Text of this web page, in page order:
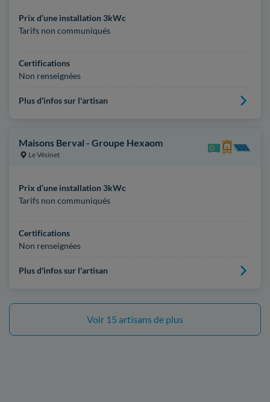
Prix d’une installation 3kWc
Tarifs non communiqués
Certifications
Non renseignées
Plus d'infos sur l'artisan
Maisons Berval - Groupe Hexaom
Le Vésinet
Prix d’une installation 3kWc
Tarifs non communiqués
Certifications
Non renseignées
Plus d'infos sur l'artisan
Voir 15 artisans de plus